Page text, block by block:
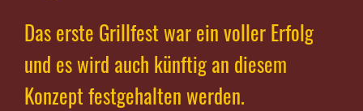
Das erste Grillfest war ein voller Erfolg
und es wird auch künftig an diesem
Konzept festgehalten werden.